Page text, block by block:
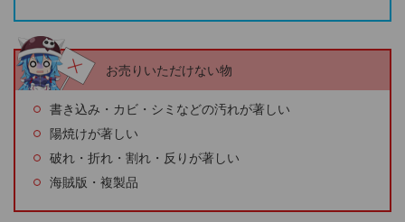
お売りいただけない物
書き込み・カビ・シミなどの汚れが著しい
陽焼けが著しい
破れ・折れ・割れ・反りが著しい
海賊版・複製品